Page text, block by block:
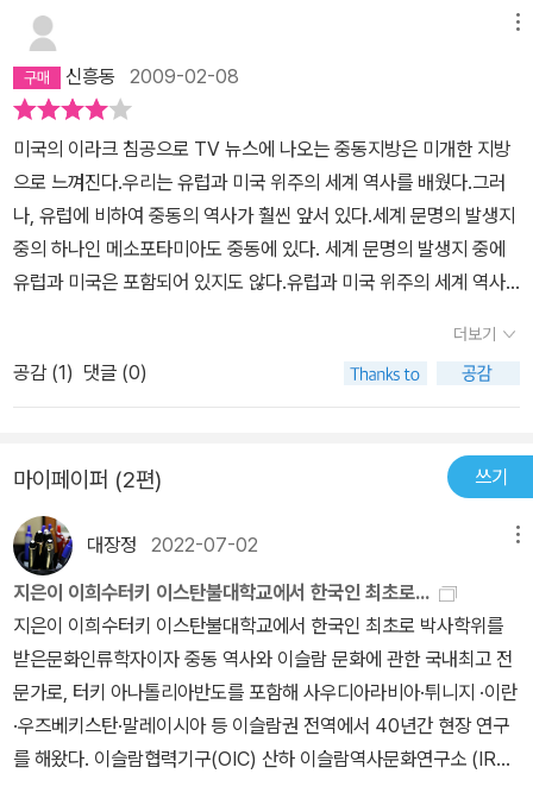
신흥동 2009-02-08
미국의 이라크 침공으로 TV 뉴스에 나오는 중동지방은 미개한 지방
으로 느껴진다.우리는 유럽과 미국 위주의 세계 역사를 배웠다.그러
나, 유럽에 비하여 중동의 역사가 훨씬 앞서 있다.세계 문명의 발생지
중의 하나인 메소포타미아도 중동에 있다. 세계 문명의 발생지 중에
유럽과 미국은 포함되어 있지도 않다.유럽과 미국 위주의 세계 역사
더보기
공감 (1) 댓글 (0)
마이페이퍼 (2편) 쓰기
대장정 2022-07-02
지은이 이희수터키 이스탄불대학교에서 한국인 최초로...
지은이 이희수터키 이스탄불대학교에서 한국인 최초로 박사학위를
받은문화인류학자이자 중동 역사와 이슬람 문화에 관한 국내최고 전
문가로, 터키 아나톨리아반도를 포함해 사우디아라비아·튀니지 ·이란
·우즈베키스탄·말레이시아 등 이슬람권 전역에서 40년간 현장 연구
를 해왔다. 이슬람협력기구(OIC) 산하 이슬람역사문화연구소 (IRCI